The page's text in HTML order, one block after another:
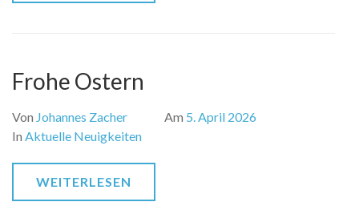
Frohe Ostern
Von Johannes Zacher Am 5. April 2026
In Aktuelle Neuigkeiten
WEITERLESEN